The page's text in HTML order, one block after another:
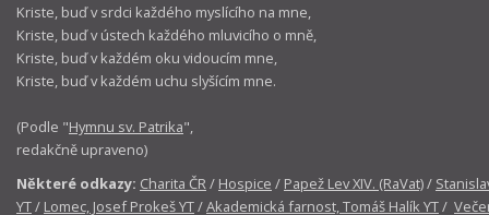
Kriste, buď v srdci každého myslícího na mne,
Kriste, buď v ústech každého mluvicího o mně,
Kriste, buď v každém oku vidoucím mne,
Kriste, buď v každém uchu slyšícím mne.
(Podle "Hymnu sv. Patrika",
redakčně upraveno)
Některé odkazy: Charita ČR / Hospice / Papež Lev XIV. (RaVat)/
YT/ Lomec, Josef Prokeš YT/Akademická farnost, Tomáš Halík YT/